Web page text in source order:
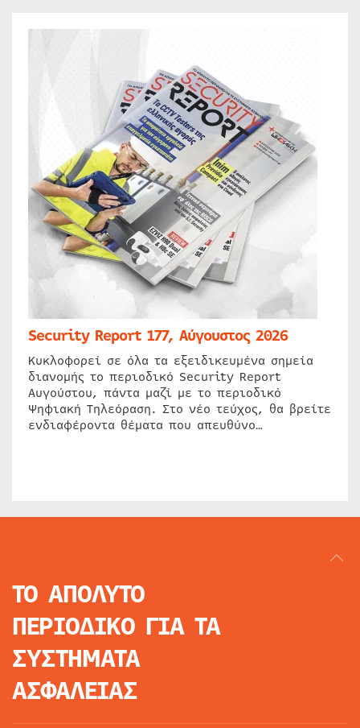
Security Report 177, Αύγουστος 2026
Κυκλοφορεί σε όλα τα εξειδικευμένα σημεία
διανομής το περιοδικό Security Report
Αυγούστου, πάντα μαζί με το περιοδικό
Ψηφιακή Τηλεόραση. Στο νέο τεύχος, θα βρείτε
ενδιαφέροντα θέματα που απευθύνο…
ΤΟ ΑΠΟΛΥΤΟ
ΠΕΡΙΟΔΙΚΟ ΓΙΑ ΤΑ
ΣΥΣΤΗΜΑΤΑ
ΑΣΦΑΛΕΙΑΣ